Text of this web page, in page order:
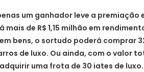
um ganhador leve a premiação
mais de R$ 1,15 milhão em
bens, o sortudo poderá comprar
de luxo. Ou ainda, com o valor
uma frota de 30 iates de luxo.